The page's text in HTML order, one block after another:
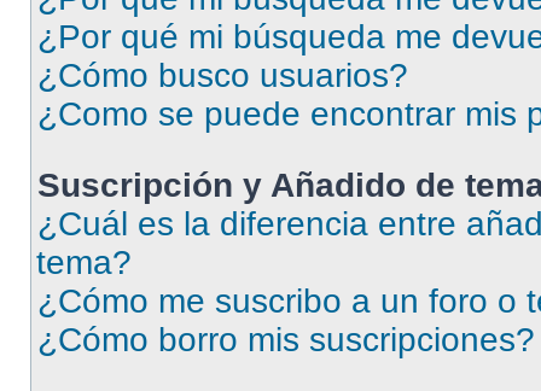
¿Por qué mi búsqueda me
¿Cómo busco usuarios?
¿Como se puede encontrar mis
Suscripción y Añadido de
¿Cuál es la diferencia entre
tema?
¿Cómo me suscribo a un foro o
¿Cómo borro mis suscripciones?